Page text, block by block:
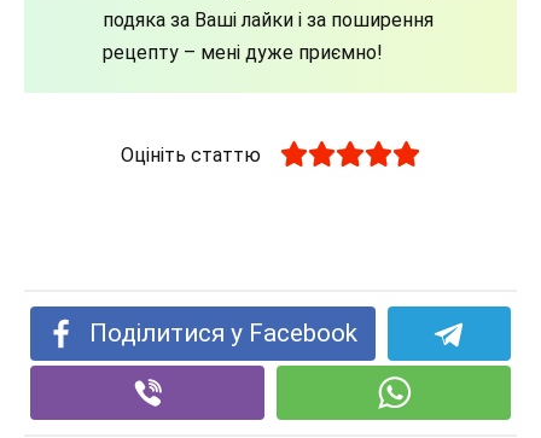
подяка за Ваші лайки і за поширення
рецепту – мені дуже приємно!
Оцініть статтю
Поділитися у Facebook